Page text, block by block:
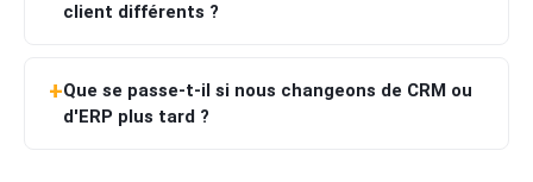
client différents ?
Que se passe-t-il si nous changeons de CRM ou
d'ERP plus tard ?